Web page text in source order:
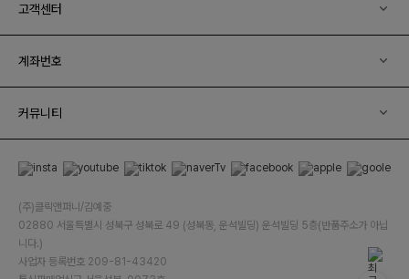
고객센터
계좌번호
커뮤니티
(주)클릭앤퍼니/김예중
02880 서울특별시 성북구 성북로 49 (성북동, 운석빌딩) 운석빌딩 5층(반품주소가 아닙
니다.)
사업자 등록번호 209-81-43420